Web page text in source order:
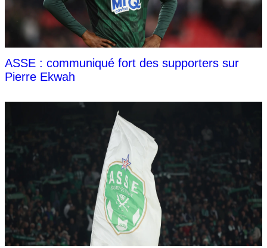
ASSE : communiqué fort des supporters sur
Pierre Ekwah